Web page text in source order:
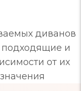
диванов
и
от их